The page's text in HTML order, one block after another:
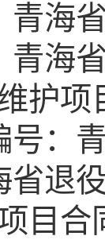
海
青海
护项
：
省退
目合